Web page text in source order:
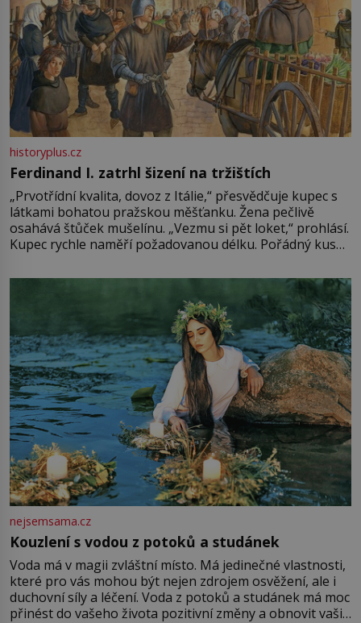
historyplus.cz
Ferdinand I. zatrhl šizení na tržištích
„Prvotřídní kvalita, dovoz z Itálie,“ přesvědčuje kupec s
látkami bohatou pražskou měšťanku. Žena pečlivě
osahává štůček mušelínu. „Vezmu si pět loket,“ prohlásí.
Kupec rychle naměří požadovanou délku. Pořádný kus
milostpaní. Stačí jenom na sukni,“ zhodnotí švadlena
množství růžového mušelínu. „Ošidili vás, podívejte.“
nejsemsama.cz
Kouzlení s vodou z potoků a studánek
Voda má v magii zvláštní místo. Má jedinečné vlastnosti,
které pro vás mohou být nejen zdrojem osvěžení, ale i
duchovní síly a léčení. Voda z potoků a studánek má moc
přinést do vašeho života pozitivní změny a obnovit vaši